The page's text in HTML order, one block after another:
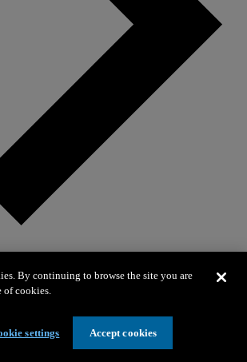
de frailecillos
de frailecillos
By continuing to browse the site you are
of cookies.
settings Accept cookies